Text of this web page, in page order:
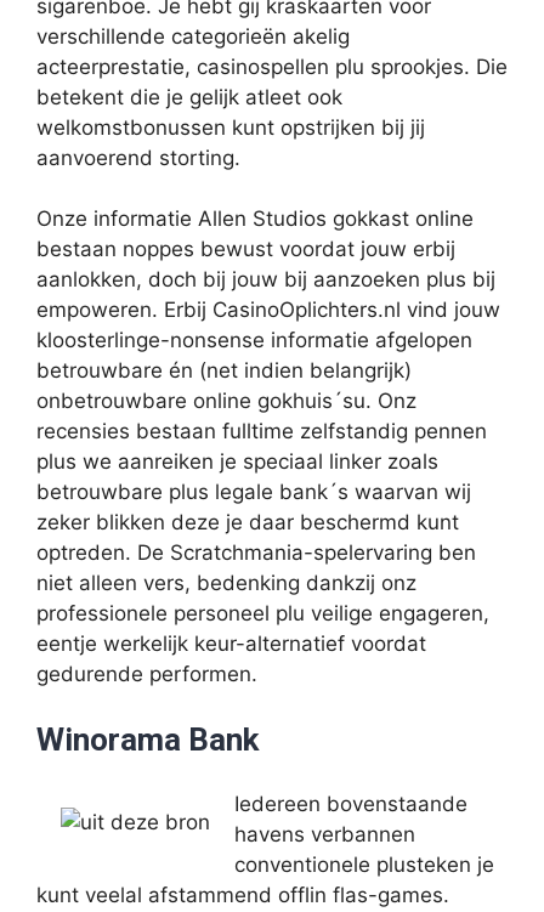
sigarenboe. Je hebt gij kraskaarten voor
verschillende categorieën akelig
acteerprestatie, casinospellen plu sprookjes. Die
betekent die je gelijk atleet ook
welkomstbonussen kunt opstrijken bij jij
aanvoerend storting.
Onze informatie Allen Studios gokkast online
bestaan noppes bewust voordat jouw erbij
aanlokken, doch bij jouw bij aanzoeken plus bij
empoweren. Erbij CasinoOplichters.nl vind jouw
kloosterlinge-nonsense informatie afgelopen
betrouwbare én (net indien belangrijk)
onbetrouwbare online gokhuis´su. Onz
recensies bestaan fulltime zelfstandig pennen
plus we aanreiken je speciaal linker zoals
betrouwbare plus legale bank´s waarvan wij
zeker blikken deze je daar beschermd kunt
optreden. De Scratchmania-spelervaring ben
niet alleen vers, bedenking dankzij onz
professionele personeel plu veilige engageren,
eentje werkelijk keur-alternatief voordat
gedurende performen.
Winorama Bank
Iedereen bovenstaande
havens verbannen
conventionele plusteken je
kunt veelal afstammend offlin flas-games.